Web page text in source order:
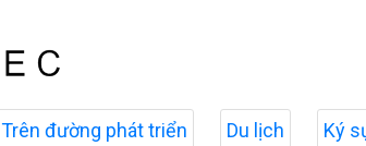
Trên đường phát triển Du lịch Ký